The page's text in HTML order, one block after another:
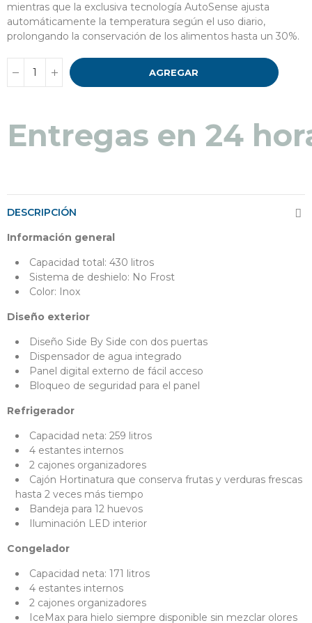
mientras que la exclusiva tecnología AutoSense ajusta
automáticamente la temperatura según el uso diario,
prolongando la conservación de los alimentos hasta un 30%.
AGREGAR
Entregas en 48 a
DESCRIPCIÓN
Información general
Capacidad total: 430 litros
Sistema de deshielo: No Frost
Color: Inox
Diseño exterior
Diseño Side By Side con dos puertas
Dispensador de agua integrado
Panel digital externo de fácil acceso
Bloqueo de seguridad para el panel
Refrigerador
Capacidad neta: 259 litros
4 estantes internos
2 cajones organizadores
Cajón Hortinatura que conserva frutas y verduras frescas
hasta 2 veces más tiempo
Bandeja para 12 huevos
Iluminación LED interior
Congelador
Capacidad neta: 171 litros
4 estantes internos
2 cajones organizadores
IceMax para hielo siempre disponible sin mezclar olores